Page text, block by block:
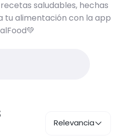
saludables, hechas
tu alimentación con la app
Relevancia